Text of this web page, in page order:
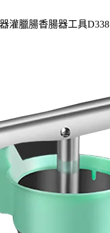
灌臘腸香腸器工具D338